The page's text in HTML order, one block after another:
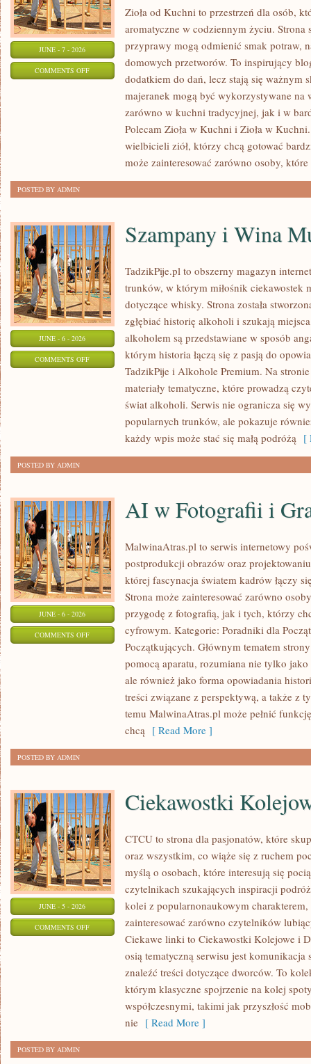
JUNE - 7 - 2026
COMMENTS OFFON
Zioła od Kuchni to przestrzeń dla osób,
aromatyczne w codziennym życiu.
przyprawy mogą odmienić smak potraw,
domowych przetworów. To inspirujący
dodatkiem do dań, lecz stają się ważnym
majeranek mogą być wykorzystywane na
zarówno w kuchni tradycyjnej, jak i w
Polecam Zioła w Kuchni i Zioła w
wielbicieli ziół, którzy chcą gotować
może zainteresować zarówno osoby,
POSTED BY ADMIN
JUNE - 6 - 2026
COMMENTS OFFON
SZAMPANY
Szampany i Wina
TadzikPije.pl to obszerny magazyn
trunków, w którym miłośnik ciekawostek
dotyczące whisky. Strona została
zgłębiać historię alkoholi i szukają
alkoholem są przedstawiane w sposób
którym historia łączą się z pasją do
TadzikPije i Alkohole Premium. Na
materiały tematyczne, które prowadzą
świat alkoholi. Serwis nie ogranicza się
popularnych trunków, ale pokazuje
każdy wpis może stać się małą podróżą [
POSTED BY ADMIN
JUNE - 6 - 2026
COMMENTS OFFON
FOTOGRAFII
AI w Fotografii i
MalwinaAtras.pl to serwis internetowy
postprodukcji obrazów oraz
której fascynacja światem kadrów łączy
Strona może zainteresować zarówno
przygodę z fotografią, jak i tych, którzy
cyfrowym. Kategorie: Poradniki dla
Początkujących. Głównym tematem
pomocą aparatu, rozumiana nie tylko
ale również jako forma opowiadania
treści związane z perspektywą, a także z
temu MalwinaAtras.pl może pełnić
chcą [ Read More ]
POSTED BY ADMIN
JUNE - 5 - 2026
COMMENTS OFFON
CIEKAWOSTKI
Ciekawostki
CTCU to strona dla pasjonatów, które
oraz wszystkim, co wiąże się z ruchem
myślą o osobach, które interesują się
czytelnikach szukających inspiracji
kolei z popularnonaukowym
zainteresować zarówno czytelników
Ciekawe linki to Ciekawostki Kolejowe i
osią tematyczną serwisu jest komunikacja
znaleźć treści dotyczące dworców. To
którym klasyczne spojrzenie na kolej
współczesnymi, takimi jak przyszłość
nie [ Read More ]
POSTED BY ADMIN